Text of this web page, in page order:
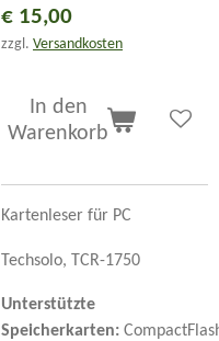
€ 15,00
zzgl. Versandkosten
In den
Warenkorb
Kartenleser für PC
Techsolo, TCR-1750
Unterstützte
Speicherkarten: